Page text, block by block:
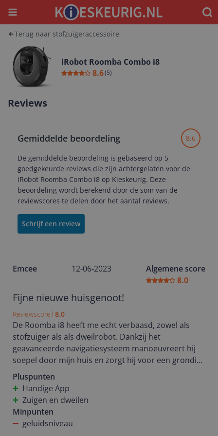
Menu
Terug naar stofzuigeraccessoire
iRobot Roomba Combo i8
8.6(5)
Reviews
Gemiddelde beoordeling 8.6
De gemiddelde beoordeling is gebaseerd op 5
goedgekeurde reviews die zijn achtergelaten voor de
iRobot Roomba Combo i8 op Kieskeurig. Deze
beoordeling wordt berekend door de som van de
reviewscores te delen door het aantal reviews.
Schrijf een review
Emcee 12-06-2023
Algemene score
8.0
Fijne nieuwe huisgenoot!
Reviewscore 8.0
De Roomba i8 heeft me echt verbaasd, zowel als
stofzuiger als als dweilrobot. Dankzij het
geavanceerde navigatiesysteem manoeuvreert hij
soepel door mijn huis en zorgt hij voor een grondige
reiniging van mijn vloeren. Hij verwijdert effectief
vuil, stof en zelfs de haren van mijn harige
huisgenoot :). En het beste van alles is dat hij niet
alleen kan stofzuigen, maar ook kan dweilen. Met
een eenvoudige wisseling van de stofzuigbak naar
de waterbak en de bijgeleverde dweilpad, kan de
Pluspunten
Handige App
Zuigen en dweilen
Minpunten
geluidsniveau